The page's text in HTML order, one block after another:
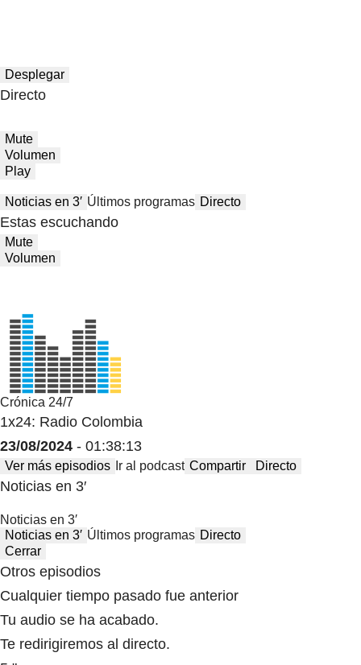
Desplegar
Directo
Mute
Volumen
Play
Noticias en 3′ Últimos programas Directo
Estas escuchando
Mute
Volumen
Crónica 24/7
1x24: Radio Colombia
23/08/2024 - 01:38:13
Ver más episodios Ir al podcast Compartir Directo
Noticias en 3′
Noticias en 3′
Noticias en 3′ Últimos programas Directo
Cerrar
Otros episodios
Cualquier tiempo pasado fue anterior
Tu audio se ha acabado.
Te redirigiremos al directo.